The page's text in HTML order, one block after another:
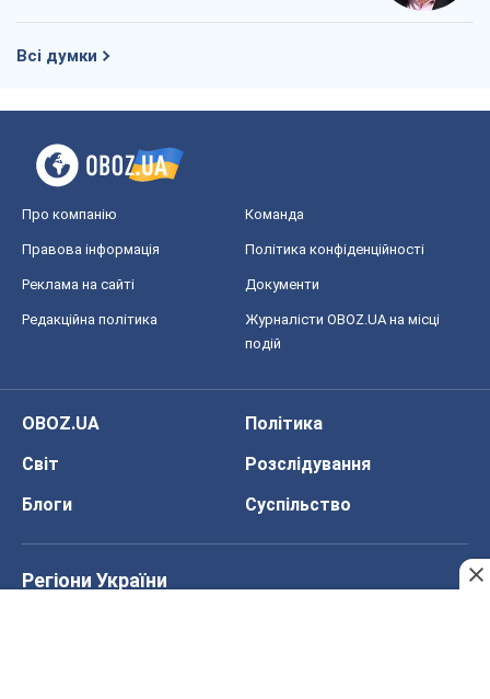
Всі думки
Про компанію Команда
Правова інформація Політика конфіденційності
Реклама на сайті Документи
Редакційна політика
Журналісти OBOZ.UA на місці
подій
OBOZ.UA
Політика
Світ
Розслідування
Блоги
Суспільство
Регіони України